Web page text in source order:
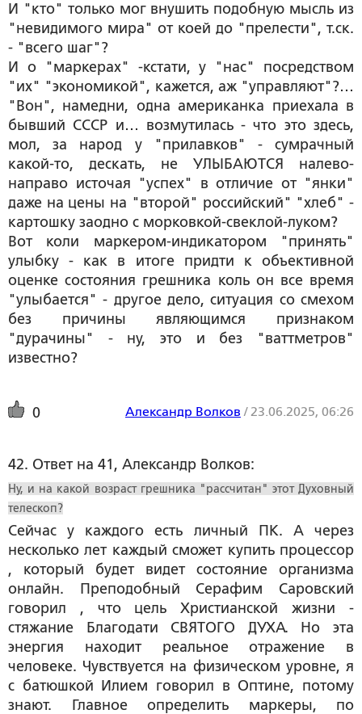
И "кто" только мог внушить подобную мысль из
"невидимого мира" от коей до "прелести", т.ск.
- "всего шаг"?
И о "маркерах" -кстати, у "нас" посредством
"их" "экономикой", кажется, аж "управляют"?…
"Вон", намедни, одна американка приехала в
бывший СССР и… возмутилась - что это здесь,
мол, за народ у "прилавков" - сумрачный
какой-то, дескать, не УЛЫБАЮТСЯ налево-
направо источая "успех" в отличие от "янки"
даже на цены на "второй" российский" "хлеб" -
картошку заодно с морковкой-свеклой-луком?
Вот коли маркером-индикатором "принять"
улыбку - как в итоге придти к объективной
оценке состояния грешника коль он все время
"улыбается" - другое дело, ситуация со смехом
без причины являющимся признаком
"дурачины" - ну, это и без "ваттметров"
известно?
0 Александр Волков / 23.06.2025, 06:26
42. Ответ на 41, Александр Волков:
Ну, и на какой возраст грешника "рассчитан" этот Духовный
телескоп?
Сейчас у каждого есть личный ПК. А через
несколько лет каждый сможет купить процессор
, который будет видет состояние организма
онлайн. Преподобный Серафим Саровский
говорил , что цель Христианской жизни -
стяжание Благодати СВЯТОГО ДУХА. Но эта
энергия находит реальное отражение в
человеке. Чувствуется на физическом уровне, я
с батюшкой Илием говорил в Оптине, потому
знают. Главное определить маркеры, по